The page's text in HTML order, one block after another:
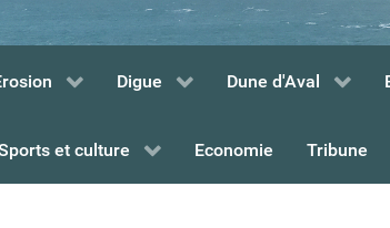
Digue Dune d'Aval
et culture Economie Tribune